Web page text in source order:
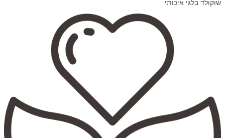
שוקולד בלגי איכותי